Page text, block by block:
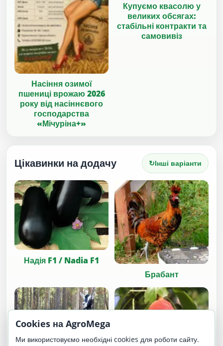
Насіння озимої
пшениці врожаю 2026
року від насіннєвого
господарства
«Мічуріна+»
Купуємо квасолю у
великих обсягах:
стабільні контракти та
самовивіз
Цікавинки на додачу ↻Інші варіанти
Надія F1 / Nadia F1
Брабант
Cookies на AgroMega
Ми використовуємо необхідні cookies для роботи сайту.